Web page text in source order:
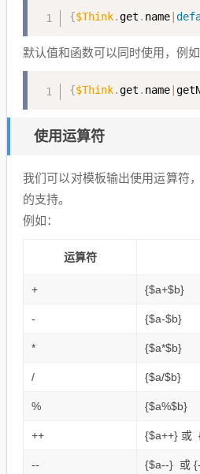
{$Think.get . name |
默认值和函数可以同时使用，例如
{$Think.get . name |
使用运算符
我们可以对模板输出使用运算符，
的支持。
例如：
运算符
+ {$a+$b}
- {$a-$b}
* {$a*$b}
/ {$a/$b}
% {$a%$b}
++ {$a++} 或
-- {$a--} 或